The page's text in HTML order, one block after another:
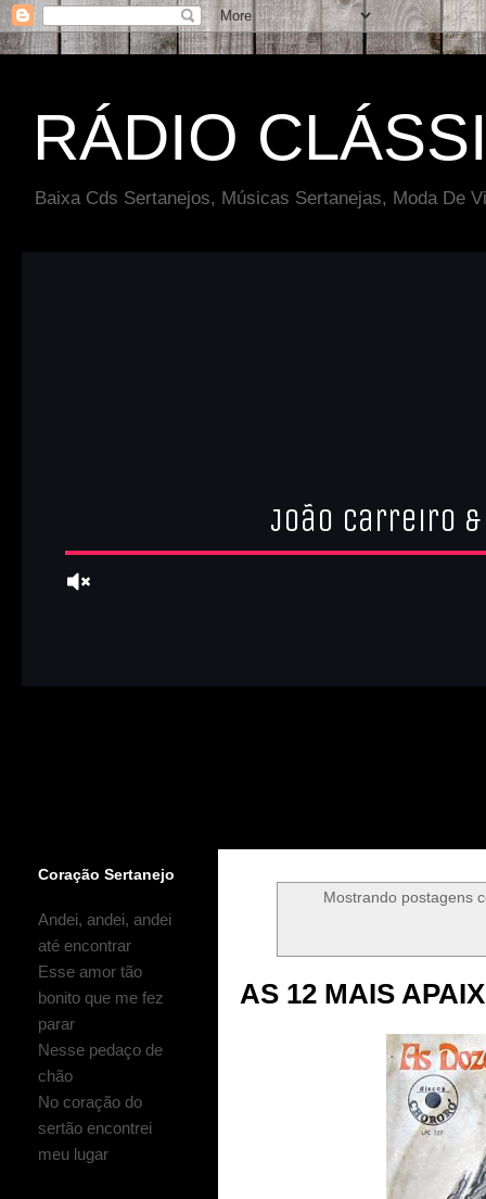
RÁDIO
Baixa Cds Sertanejos, Músicas Sertanejas, Moda De
Mostrando postagens
AS 12 MAIS
Coração Sertanejo
Andei, andei, andei
até encontrar
Esse amor tão
bonito que me fez
parar
Nesse pedaço de
chão
No coração do
sertão encontrei
meu lugar